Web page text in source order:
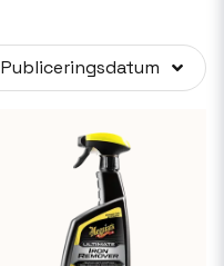
Publiceringsdatum